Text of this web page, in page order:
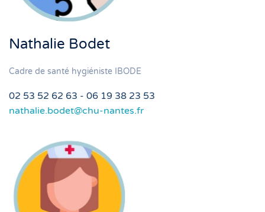
Nathalie Bodet
Cadre de santé hygiéniste IBODE
02 53 52 62 63 - 06 19 38 23 53
nathalie.bodet@chu-nantes.fr